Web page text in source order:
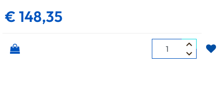
€ 148,35
Quantità